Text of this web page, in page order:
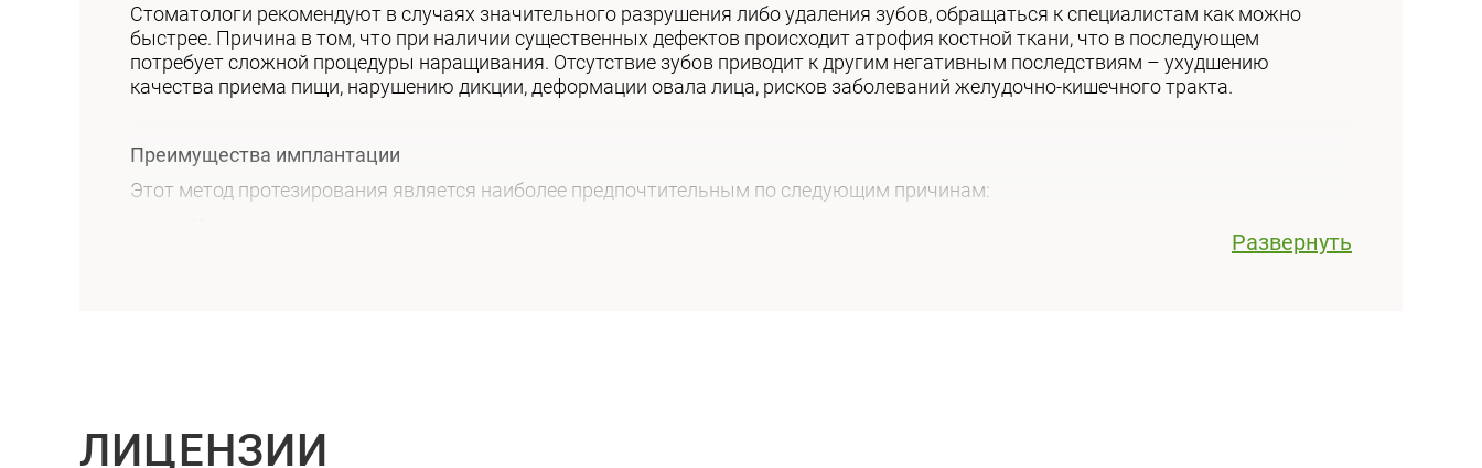
Стоматологи рекомендуют в случаях значительного разрушения либо удаления зубов, обращаться к специалистам как можно
быстрее. Причина в том, что при наличии существенных дефектов происходит атрофия костной ткани, что в последующем
потребует сложной процедуры наращивания. Отсутствие зубов приводит к другим негативным последствиям – ухудшению
качества приема пищи, нарушению дикции, деформации овала лица, рисков заболеваний желудочно-кишечного тракта.
Преимущества имплантации
Этот метод протезирования является наиболее предпочтительным по следующим причинам:
Развернуть
ЛИЦЕНЗИИ